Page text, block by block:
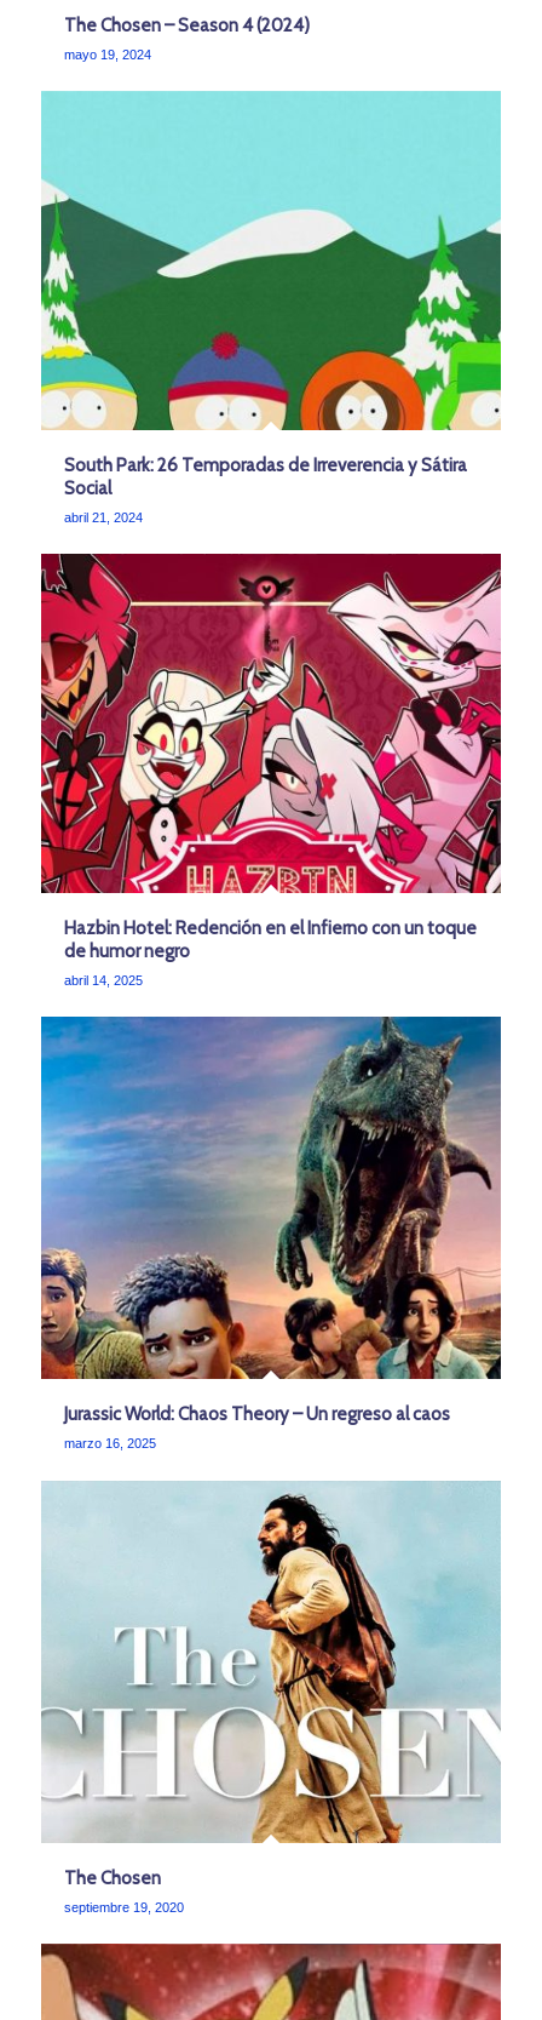
The Chosen – Season 4 (2024)
mayo 19, 2024
South Park: 26 Temporadas de Irreverencia y Sátira
Social
abril 21, 2024
Hazbin Hotel: Redención en el Infierno con un toque
de humor negro
abril 14, 2025
Jurassic World: Chaos Theory – Un regreso al caos
marzo 16, 2025
The Chosen
septiembre 19, 2020